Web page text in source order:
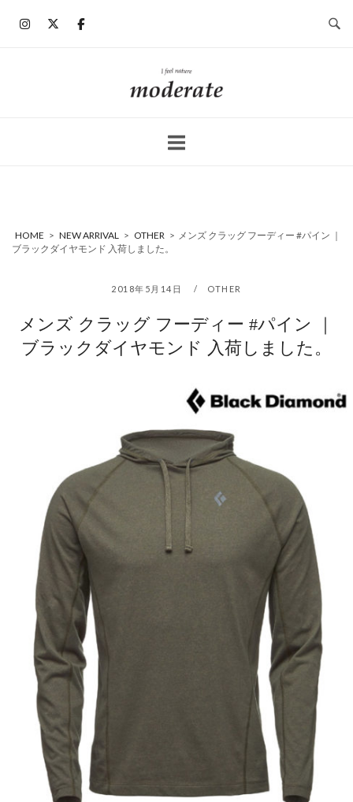
ホ
ー
HOME > NEW ARRIVAL > OTHER > メンズ クラッグ フーディー #パイン ｜
ブラックダイヤモンド 入荷しました。
2018年5月14日 OTHER
メンズ クラッグ フーディー #パイン ｜
ブラックダイヤモンド 入荷しました。